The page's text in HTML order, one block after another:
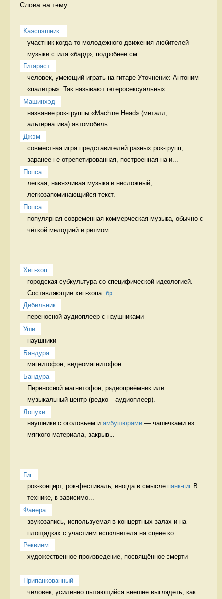
Слова на тему:
Каэспэшник
участник когда-то молодежного движения любителей
музыки стиля «бард», подробнее см.
Гитараст
человек, умеющий играть на гитаре Уточнение: Антоним
«палитры». Так называют гетеросексуальных...
Машинхэд
название рок-группы «Machine Head» (металл,
альтернатива) автомобиль
Джэм
совместная игра представителей разных рок-групп,
заранее не отрепетированная, построенная на и...
Попса
легкая, навязчивая музыка и несложный,
легкозапоминающийся текст.
Попса
популярная современная коммерческая музыка, обычно с
чёткой мелодией и ритмом.
Хип-хоп
городская субкультура со специфической идеологией.
Составляющие хип-хопа: бр...
Дебильник
переносной аудиоплеер с наушниками
Уши
наушники
Бандура
магнитофон, видеомагнитофон
Бандура
Переносной магнитофон, радиоприёмник или
музыкальный центр (редко – аудиоплеер).
Лопухи
наушники с оголовьем и амбушюрами — чашечками из
мягкого материала, закрыв...
Гиг
рок-концерт, рок-фестиваль, иногда в смысле панк-гиг В
технике, в зависимо...
Фанера
звукозапись, используемая в концертных залах и на
площадках с участием исполнителя на сцене ко...
Реквием
художественное произведение, посвящённое смерти
Припанкованный
человек, усиленно пытающийся внешне выглядеть, как